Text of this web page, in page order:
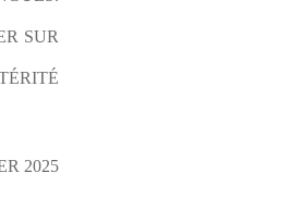
SUR
2025